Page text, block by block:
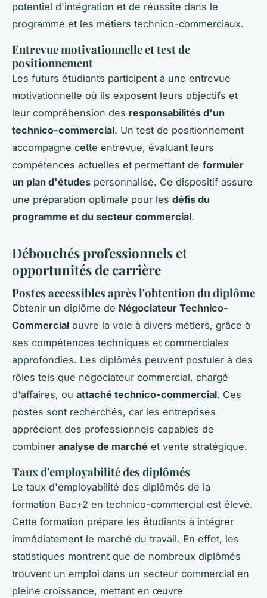
potentiel d'intégration et de réussite dans le
programme et les métiers technico-commerciaux.
Entrevue motivationnelle et test de
positionnement
Les futurs étudiants participent à une entrevue
motivationnelle où ils exposent leurs objectifs et
leur compréhension des responsabilités d'un
technico-commercial. Un test de positionnement
accompagne cette entrevue, évaluant leurs
compétences actuelles et permettant de formuler
un plan d'études personnalisé. Ce dispositif assure
une préparation optimale pour les défis du
programme et du secteur commercial.
Débouchés professionnels et
opportunités de carrière
Postes accessibles après l'obtention du diplôme
Obtenir un diplôme de Négociateur Technico-
Commercial ouvre la voie à divers métiers, grâce à
ses compétences techniques et commerciales
approfondies. Les diplômés peuvent postuler à des
rôles tels que négociateur commercial, chargé
d'affaires, ou attaché technico-commercial. Ces
postes sont recherchés, car les entreprises
apprécient des professionnels capables de
combiner analyse de marché et vente stratégique.
Taux d'employabilité des diplômés
Le taux d'employabilité des diplômés de la
formation Bac+2 en technico-commercial est élevé.
Cette formation prépare les étudiants à intégrer
immédiatement le marché du travail. En effet, les
statistiques montrent que de nombreux diplômés
trouvent un emploi dans un secteur commercial en
pleine croissance, mettant en œuvre